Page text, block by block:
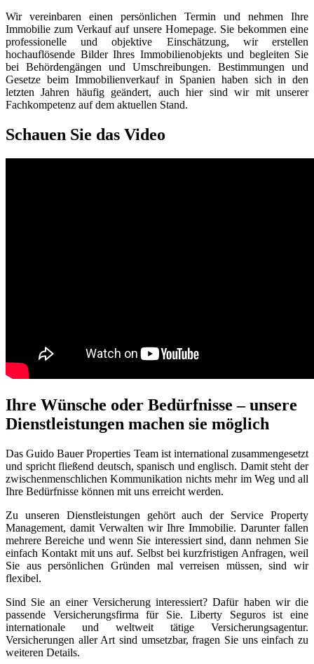
Wir vereinbaren einen persönlichen Termin und nehmen Ihre
Immobilie zum Verkauf auf unsere Homepage. Sie bekommen eine
professionelle und objektive Einschätzung, wir erstellen
hochauflösende Bilder Ihres Immobilienobjekts und begleiten Sie
bei Behördengängen und Umschreibungen. Bestimmungen und
Gesetze beim Immobilienverkauf in Spanien haben sich in den
letzten Jahren häufig geändert, auch hier sind wir mit unserer
Fachkompetenz auf dem aktuellen Stand.
Schauen Sie das Video
Ihre Wünsche oder Bedürfnisse – unsere
Dienstleistungen machen sie möglich
Das Guido Bauer Properties Team ist international zusammengesetzt
und spricht fließend deutsch, spanisch und englisch. Damit steht der
zwischenmenschlichen Kommunikation nichts mehr im Weg und all
Ihre Bedürfnisse können mit uns erreicht werden.
Zu unseren Dienstleistungen gehört auch der Service Property
Management, damit Verwalten wir Ihre Immobilie. Darunter fallen
mehrere Bereiche und wenn Sie interessiert sind, dann nehmen Sie
einfach Kontakt mit uns auf. Selbst bei kurzfristigen Anfragen, weil
Sie aus persönlichen Gründen mal verreisen müssen, sind wir
flexibel.
Sind Sie an einer Versicherung interessiert? Dafür haben wir die
passende Versicherungsfirma für Sie. Liberty Seguros ist eine
internationale und weltweit tätige Versicherungsagentur.
Versicherungen aller Art sind umsetzbar, fragen Sie uns einfach zu
weiteren Details.